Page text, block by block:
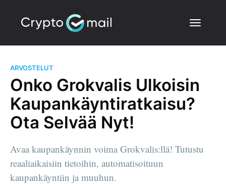
ARVOSTELUT
Onko Grokvalis Ulkoisin
Kaupankäyntiratkaisu?
Ota Selvää Nyt!
Avaa kaupankäynnin voima Grokvalis:llä! Tutustu
reaaliaikaisiin tietoihin, automatisoituun
kaupankäyntiin ja muuhun.